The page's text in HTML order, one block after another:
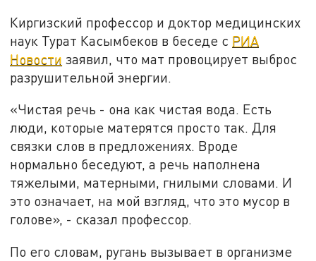
Киргизский профессор и доктор медицинских
наук Турат Касымбеков в беседе с РИА
Новости заявил, что мат провоцирует выброс
разрушительной энергии.
«Чистая речь - она как чистая вода. Есть
люди, которые матерятся просто так. Для
связки слов в предложениях. Вроде
нормально беседуют, а речь наполнена
тяжелыми, матерными, гнилыми словами. И
это означает, на мой взгляд, что это мусор в
голове», - сказал профессор.
По его словам, ругань вызывает в организме